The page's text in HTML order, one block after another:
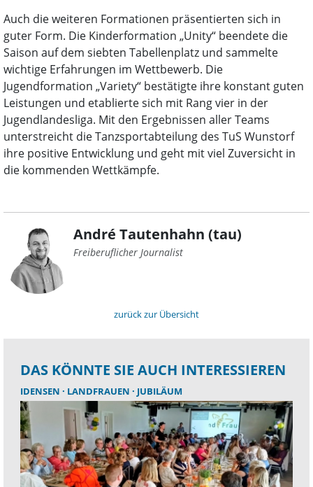
Auch die weiteren Formationen präsentierten sich in
guter Form. Die Kinderformation „Unity“ beendete die
Saison auf dem siebten Tabellenplatz und sammelte
wichtige Erfahrungen im Wettbewerb. Die
Jugendformation „Variety“ bestätigte ihre konstant guten
Leistungen und etablierte sich mit Rang vier in der
Jugendlandesliga. Mit den Ergebnissen aller Teams
unterstreicht die Tanzsportabteilung des TuS Wunstorf
ihre positive Entwicklung und geht mit viel Zuversicht in
die kommenden Wettkämpfe.
André Tautenhahn (tau)
Freiberuflicher Journalist
zurück zur Übersicht
DAS KÖNNTE SIE AUCH INTERESSIEREN
IDENSEN LANDFRAUEN JUBILÄUM